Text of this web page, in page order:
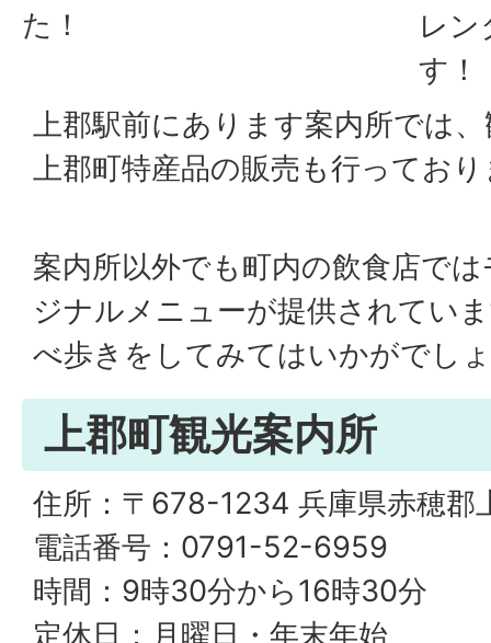
た！
レ
す！
上郡駅前にあります案内所では
上郡町特産品の販売も行ってお
案内所以外でも町内の飲食店で
ジナルメニューが提供されてい
べ歩きをしてみてはいかがでし
上郡町観光案内所
住所：〒678-1234 兵庫県赤穂郡
電話番号：0791-52-6959
時間：9時30分から16時30分
定休日：月曜日・年末年始